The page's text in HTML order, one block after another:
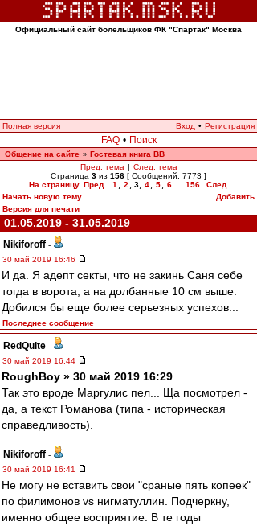
Официальный сайт болельщиков ФК "Спартак" Москва
Полная версия Вход • Регистрация
FAQ • Поиск
Общение на сайте » Гостевая книга ВВ
Пред. тема | След. тема
Страница 3 из 156 [ Сообщений: 7773 ]
На страницу Пред. 1 2 3, 4 5 6 156
След.
Начать новую тему
Добавить
Версия для печати
01.05.2019 - 31.05.2019
Nikiforoff -
30 май 2019 16:46
И да. Я адепт секты, что не закинь Саня себе
тогда в ворота, а на долбанные 10 см выше.
Добился бы еще более серьезных успехов...
Последнее сообщение
RedQuite -
30 май 2019 16:44
RoughBoy » 30 май 2019 16:29
Так это вроде Маргулис пел... Ща посмотрел -
да, а текст Романова (типа - историческая
справедливость).
Nikiforoff -
30 май 2019 16:41
Не могу не вставить свои "сраные пять копеек"
по филимонов vs нигматуллин. Подчеркну,
именно общее восприятие. В те годы